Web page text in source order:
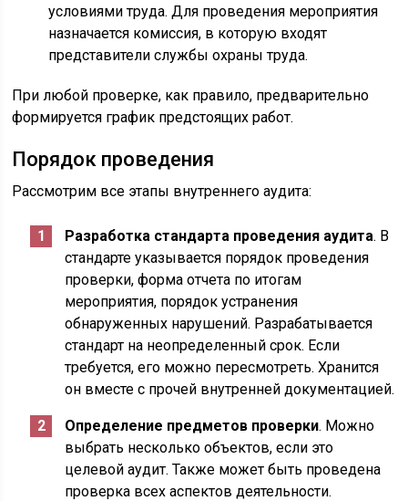
условиями труда. Для проведения мероприятия
назначается комиссия, в которую входят
представители службы охраны труда.
При любой проверке, как правило, предварительно
формируется график предстоящих работ.
Порядок проведения
Рассмотрим все этапы внутреннего аудита:
Разработка стандарта проведения аудита. В
стандарте указывается порядок проведения
проверки, форма отчета по итогам
мероприятия, порядок устранения
обнаруженных нарушений. Разрабатывается
стандарт на неопределенный срок. Если
требуется, его можно пересмотреть. Хранится
он вместе с прочей внутренней документацией.
Определение предметов проверки. Можно
выбрать несколько объектов, если это
целевой аудит. Также может быть проведена
проверка всех аспектов деятельности.